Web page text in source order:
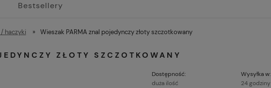
Bestsellery
haczyki » Wieszak PARMA znal pojedynczy złoty szczotkowany
ZŁOTY SZCZOTKOWANY
Dostępność:
duża ilość
Wysyłka w:
24 godziny